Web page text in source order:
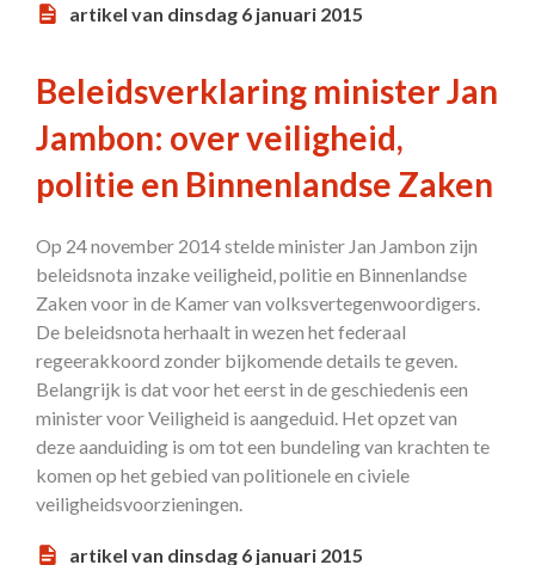
artikel van dinsdag 6 januari 2015
Beleidsverklaring minister Jan
Jambon: over veiligheid,
politie en Binnenlandse Zaken
Op 24 november 2014 stelde minister Jan Jambon zijn
beleidsnota inzake veiligheid, politie en Binnenlandse
Zaken voor in de Kamer van volksvertegenwoordigers.
De beleidsnota herhaalt in wezen het federaal
regeerakkoord zonder bijkomende details te geven.
Belangrijk is dat voor het eerst in de geschiedenis een
minister voor Veiligheid is aangeduid. Het opzet van
deze aanduiding is om tot een bundeling van krachten te
komen op het gebied van politionele en civiele
veiligheidsvoorzieningen.
artikel van dinsdag 6 januari 2015